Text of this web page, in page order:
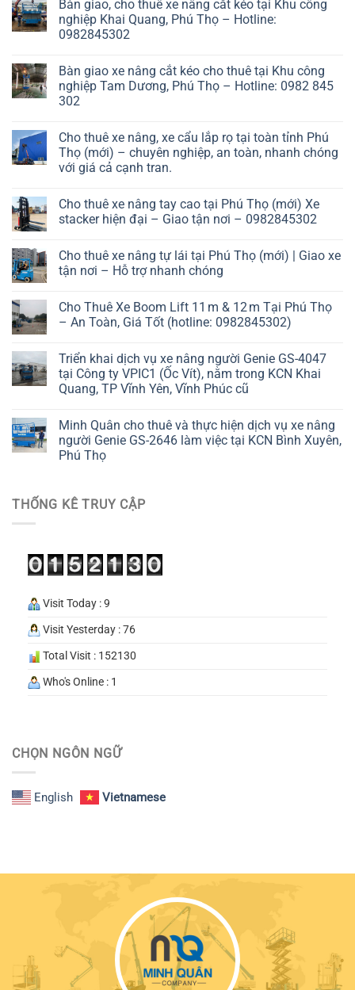
Bàn giao, cho thuê xe nâng cắt kéo tại Khu công
nghiệp Khai Quang, Phú Thọ – Hotline:
0982845302
Bàn giao xe nâng cắt kéo cho thuê tại Khu công
nghiệp Tam Dương, Phú Thọ – Hotline: 0982 845
302
Cho thuê xe nâng, xe cẩu lắp rọ tại toàn tỉnh Phú
Thọ (mới) – chuyên nghiệp, an toàn, nhanh chóng
với giá cả cạnh tran.
Cho thuê xe nâng tay cao tại Phú Thọ (mới) Xe
stacker hiện đại – Giao tận nơi – 0982845302
Cho thuê xe nâng tự lái tại Phú Thọ (mới) | Giao xe
tận nơi – Hỗ trợ nhanh chóng
Cho Thuê Xe Boom Lift 11 m & 12 m Tại Phú Thọ
– An Toàn, Giá Tốt (hotline: 0982845302)
Triển khai dịch vụ xe nâng người Genie GS-4047
tại Công ty VPIC1 (Ốc Vít), nằm trong KCN Khai
Quang, TP Vĩnh Yên, Vĩnh Phúc cũ
Minh Quân cho thuê và thực hiện dịch vụ xe nâng
người Genie GS-2646 làm việc tại KCN Bình Xuyên,
Phú Thọ
THỐNG KÊ TRUY CẬP
Visit Today : 9
Visit Yesterday : 76
Total Visit : 152130
Who's Online : 1
CHỌN NGÔN NGỮ
English Vietnamese